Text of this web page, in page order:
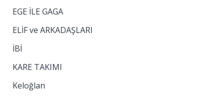
EGE İLE GAGA
ELİF ve ARKADAŞLARI
İBİ
KARE TAKIMI
Keloğlan